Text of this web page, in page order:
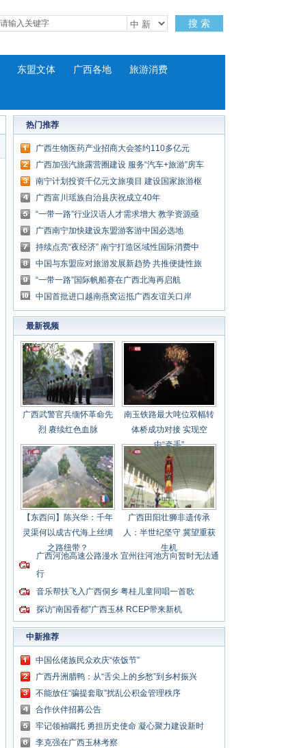
搜 索
东盟文体 广西各地 旅游消费
热门推荐
广西生物医药产业招商大会签约110多亿元
广西加强汽旅露营圈建设 服务“汽车+旅游”房车
文化
南宁计划投资千亿元文旅项目 建设国家旅游枢
纽城市
广西富川瑶族自治县庆祝成立40年
“一带一路”行业汉语人才需求增大 教学资源亟
待开发
广西南宁加快建设东盟游客游中国必选地
持续点亮“夜经济” 南宁打造区域性国际消费中
心城市
中国与东盟应对旅游发展新趋势 共推便捷性旅
游
“一带一路”国际帆船赛在广西北海再启航
中国首批进口越南燕窝运抵广西友谊关口岸
最新视频
广西武警官兵缅怀革命先
烈 赓续红色血脉
南玉铁路最大吨位双幅转
体桥成功对接 实现空
中“牵手”
【东西问】陈兴华：千年
灵渠何以成古代海上丝绸
之路纽带？
广西田阳壮狮非遗传承
人：半世纪坚守 冀望重获
生机
广西河池高速公路漫水 宜州往河池方向暂时无法通
行
音乐帮扶飞入广西侗乡 粤桂儿童同唱一首歌
探访“南国香都”广西玉林 RCEP带来新机
中新推荐
中国仫佬族民众欢庆“依饭节”
广西丹洲腊鸭：从“舌尖上的乡愁”到乡村振兴
的“利器”
不能放任“骗提套取”扰乱公积金管理秩序
合作伙伴招募公告
牢记领袖嘱托 勇担历史使命 凝心聚力建设新时
代中国特色社会主义壮美广西
李克强在广西玉林考察